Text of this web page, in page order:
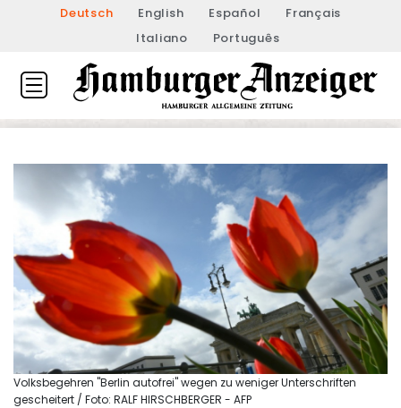
Deutsch English Español
Français
Italiano
Português
Volksbegehren "Berlin autofrei" wegen zu weniger Unterschriften
gescheitert / Foto: RALF HIRSCHBERGER - AFP